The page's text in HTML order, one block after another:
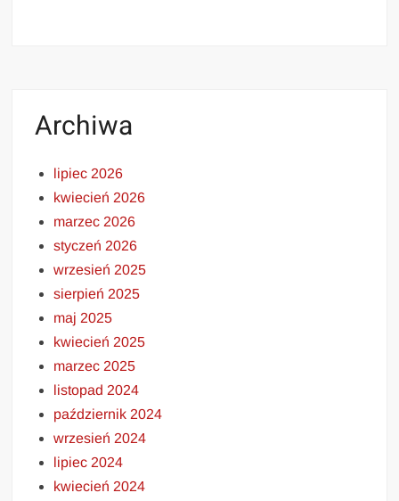
Archiwa
lipiec 2026
kwiecień 2026
marzec 2026
styczeń 2026
wrzesień 2025
sierpień 2025
maj 2025
kwiecień 2025
marzec 2025
listopad 2024
październik 2024
wrzesień 2024
lipiec 2024
kwiecień 2024